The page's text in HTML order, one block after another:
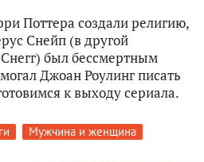
Поттера создали религию,
Снейп (в другой
был бессмертным
Джоан Роулинг писать
к выходу сериала.
Мужчина и женщина